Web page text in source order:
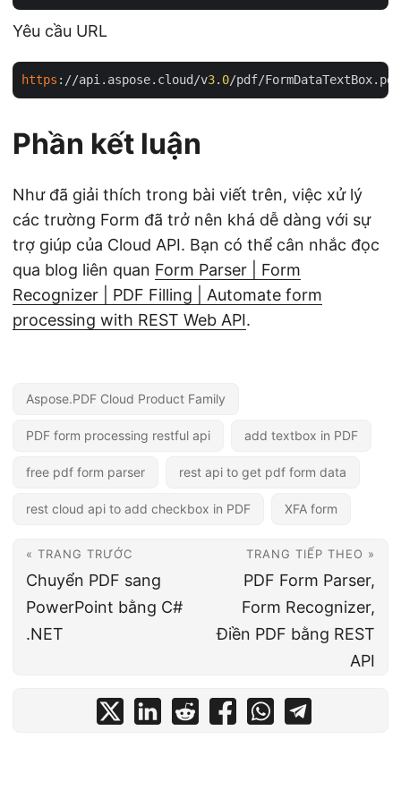
Yêu cầu URL
https ://api.aspose.cloud/v3. 0
Phần kết luận
Như đã giải thích trong bài viết trên, việc xử lý
các trường Form đã trở nên khá dễ dàng với sự
trợ giúp của Cloud API. Bạn có thể cân nhắc đọc
qua blog liên quan Form Parser | Form
Recognizer | PDF Filling | Automate form
processing with REST Web API.
Aspose.PDF Cloud Product Family
PDF form processing restful api add textbox in PDF
free pdf form parser rest api to get pdf form data
rest cloud api to add checkbox in PDF XFA form
« TRANG TRƯỚC
Chuyển PDF sang
PowerPoint bằng C#
.NET
TRANG TIẾP THEO »
PDF Form Parser,
Form Recognizer,
Điền PDF bằng REST
API